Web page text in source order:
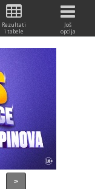
Rezultati
i tabele
Još
opcija
>